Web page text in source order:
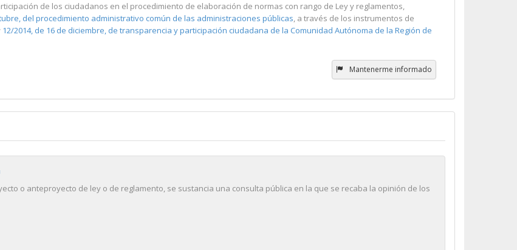
de los ciudadanos en el procedimiento de elaboración de normas con rango de Ley y reglamentos,
del procedimiento administrativo común de las administraciones públicas, a través de los instrumentos de
12/2014, de 16 de diciembre, de transparencia y participación ciudadana de la Comunidad Autónoma de la Región de
Mantenerme informado
o anteproyecto de ley o de reglamento, se sustancia una consulta pública en la que se recaba la opinión de los